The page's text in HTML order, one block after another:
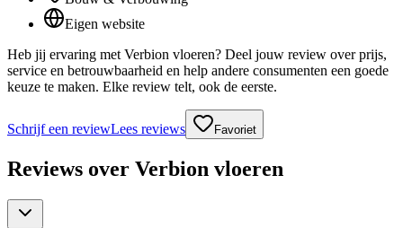
Eigen website
Heb jij ervaring met Verbion vloeren? Deel jouw review over prijs,
service en betrouwbaarheid en help andere consumenten een goede
keuze te maken. Elke review telt, ook de eerste.
Schrijf een reviewLees reviews Favoriet
Reviews over Verbion vloeren